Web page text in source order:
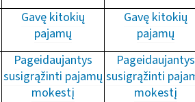
Gavę kitokių
pajamų
Gavę kitokių
pajamų
Pageidaujantys
susigrąžinti pajamų
mokestį
Pageidaujantys
susigrąžinti
mokestį